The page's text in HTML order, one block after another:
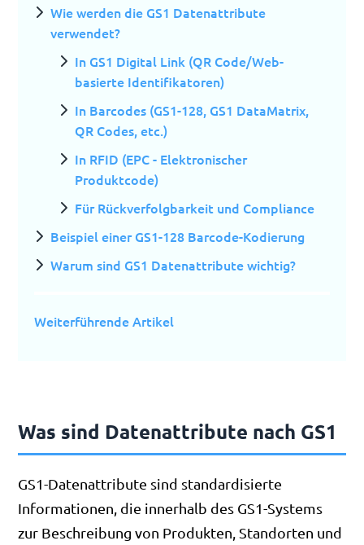
Wie werden die GS1 Datenattribute
verwendet?
In GS1 Digital Link (QR Code/Web-
basierte Identifikatoren)
In Barcodes (GS1-128, GS1 DataMatrix,
QR Codes, etc.)
In RFID (EPC - Elektronischer
Produktcode)
Für Rückverfolgbarkeit und Compliance
Beispiel einer GS1-128 Barcode-Kodierung
Warum sind GS1 Datenattribute wichtig?
Weiterführende Artikel
Was sind Datenattribute nach GS1
GS1-Datenattribute sind standardisierte
Informationen, die innerhalb des GS1-Systems
zur Beschreibung von Produkten, Standorten und